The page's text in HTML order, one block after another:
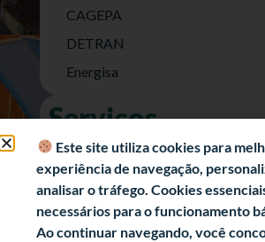
CAGEPA
DETRAN
Energisa
Serviços
Nota Fiscal Eletrônica
e-SIC (Acesso a Informação)
Transparência Fiscal
História
Este site utiliza cookies para
experiência de navegação,
analisar o tráfego. Cookies
necessários para o funcionamento
Ao continuar navegando, você